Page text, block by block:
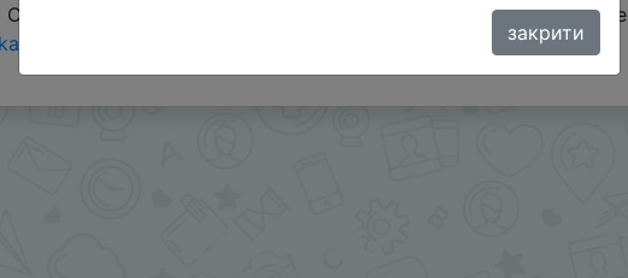
или SuperDeals на интересующий вас товар можно в боте
закрити